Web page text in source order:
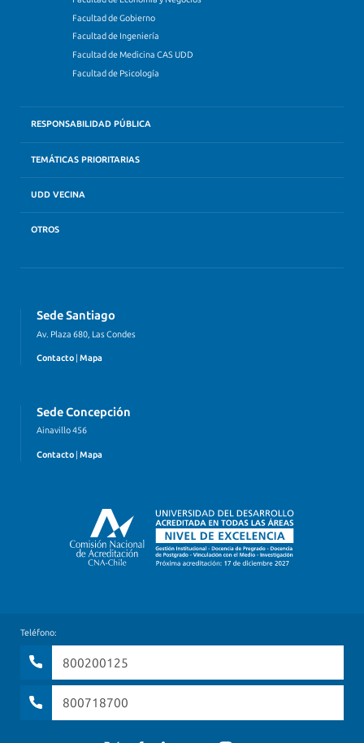
Facultad de Gobierno
Facultad de Ingeniería
Facultad de Medicina CAS UDD
Facultad de Psicología
RESPONSABILIDAD PÚBLICA
TEMÁTICAS PRIORITARIAS
UDD VECINA
OTROS
Sede Santiago
Av. Plaza 680, Las Condes
Contacto | Mapa
Sede Concepción
Ainavillo 456
Contacto | Mapa
Teléfono:
800200125
800718700